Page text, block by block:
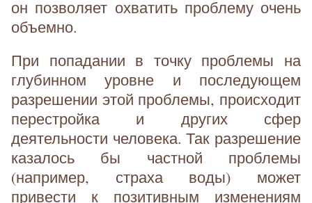
он позволяет охватить проблему очень
объемно.
При попадании в точку проблемы на
глубинном уровне и последующем
разрешении этой проблемы, происходит
перестройка и других сфер
деятельности человека. Так разрешение
казалось бы частной проблемы
(например, страха воды) может
привести к позитивным изменениям